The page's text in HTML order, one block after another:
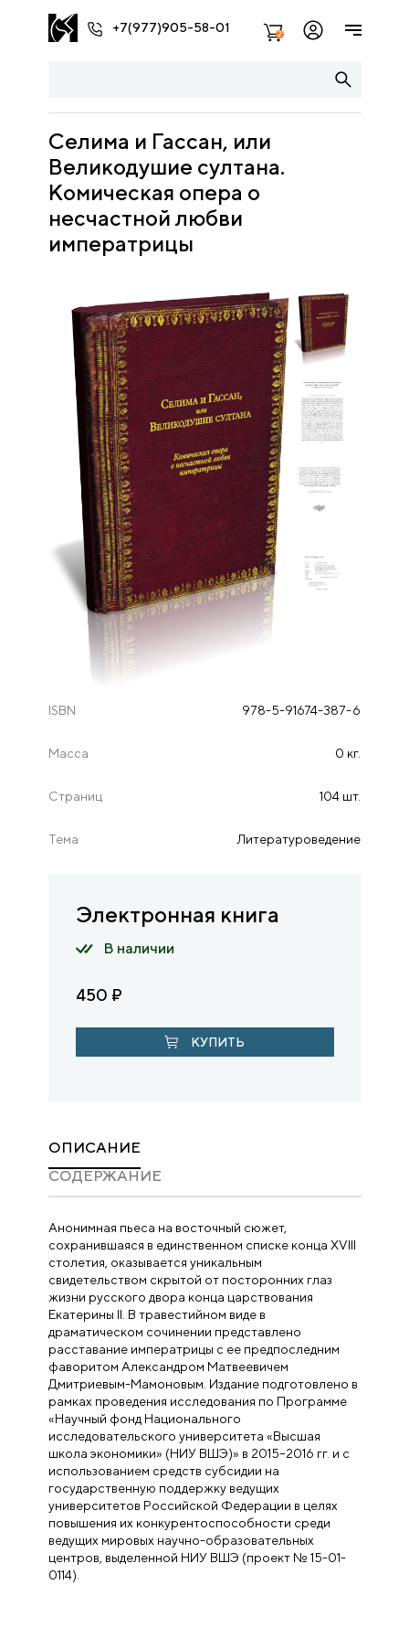
+7(977)905-58-01 2
Селима и Гассан, или
Великодушие султана.
Комическая опера о
несчастной любви
императрицы
ISBN 978-5-91674-387-6
Масса 0 кг.
Страниц 104 шт.
Тема Литературоведение
Электронная книга
В наличии
450 ₽
КУПИТЬ
ОПИСАНИЕ
CОДЕРЖАНИЕ
Анонимная пьеса на восточный сюжет,
сохранившаяся в единственном списке конца XVIII
столетия, оказывается уникальным
свидетельством скрытой от посторонних глаз
жизни русского двора конца царствования
Екатерины II. В травестийном виде в
драматическом сочинении представлено
расставание императрицы с ее предпоследним
фаворитом Александром Матвеевичем
Дмитриевым-Мамоновым. Издание подготовлено в
рамках проведения исследования по Программе
«Научный фонд Национального
исследовательского университета «Высшая
школа экономики» (НИУ ВШЭ)» в 2015–2016 гг. и с
использованием средств субсидии на
государственную поддержку ведущих
университетов Российской Федерации в целях
повышения их конкурентоспособности среди
ведущих мировых научно-образовательных
центров, выделенной НИУ ВШЭ (проект № 15-01-
0114).